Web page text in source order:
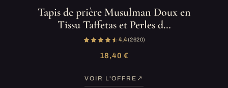
Tapis de prière Musulman Doux en
Tissu Taffetas et Perles d…
4,4(2 620)
18,40 €
VOIR L'OFFRE